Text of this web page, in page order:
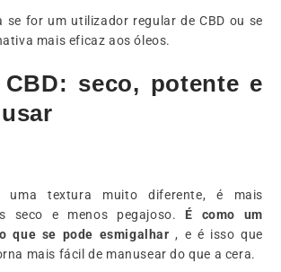
se for um utilizador regular de CBD ou se
mais eficaz aos óleos.
seco, potente e
uma textura muito diferente, é mais
seco e menos pegajoso. É como um
que se pode esmigalhar, e é isso que
mais fácil de manusear do que a cera.